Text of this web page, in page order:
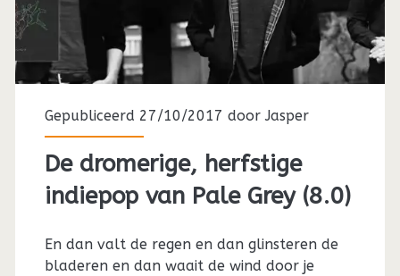
Gepubliceerd 27/10/2017 doorJasper
De dromerige, herfstige
indiepop van Pale Grey (8.0)
En dan valt de regen en dan glinsteren de
bladeren en dan waait de wind door je